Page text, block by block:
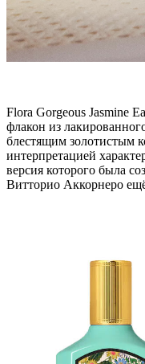
Flora Gorgeous Jasmine
флакон из
блестящим золотистым
интерпретацией
версия которого была
Витторио Аккорнеро